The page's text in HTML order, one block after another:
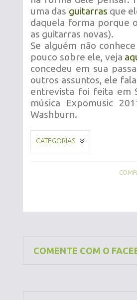
uma das guitarras que
daquela forma porque
as guitarras novas).
Se alguém não
pouco sobre ele, veja
concedeu em sua
outros assuntos, ele
entrevista foi feita em
música Expomusic
Washburn.
CATEGORIAS
COMENTE COM O